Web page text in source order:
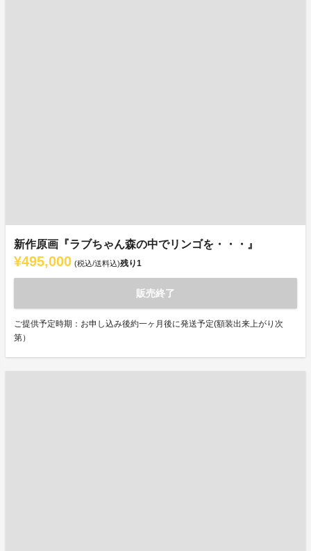
新作原画『ラブちゃん森の中でリンゴを・・・』
¥495,000 (税込/送料込)残り1
販売終了
ご提供予定時期：お申し込み後約一ヶ月後に発送予定(額装出来上がり次
第）